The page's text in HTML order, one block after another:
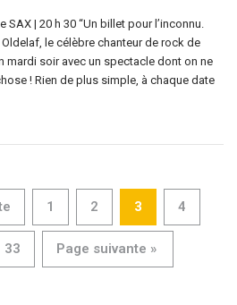
SAX | 20 h 30 “Un billet pour l’inconnu.
le célèbre chanteur de rock de
mardi soir avec un spectacle dont on ne
! Rien de plus simple, à chaque date
1 2 3 4
33 Page suivante »